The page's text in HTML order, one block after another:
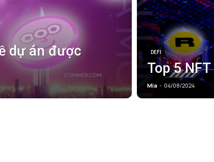
dự án được
DEFI
Top 5
Mia - 04/08/2024